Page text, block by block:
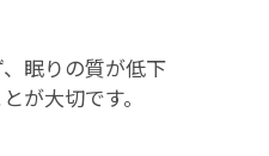
眠りの質が低下
が大切です。